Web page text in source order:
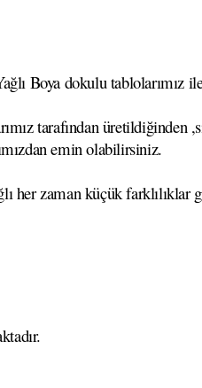
Boya dokulu tablolarımız ile
tarafından üretildiğinden
emin olabilirsiniz.
her zaman küçük farklılıklar